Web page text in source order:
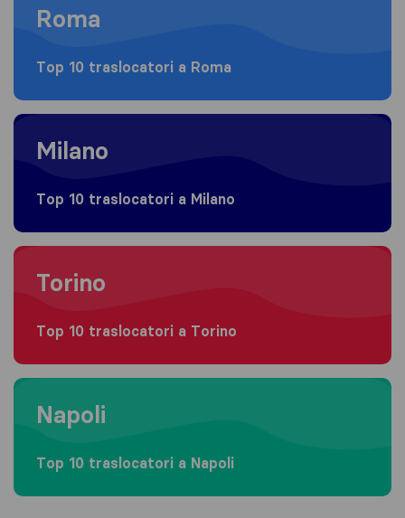
Roma
Top 10 traslocatori a Roma
Moving to Milano
Milano
Top 10 traslocatori a Milano
Moving to Torino
Torino
Top 10 traslocatori a Torino
Moving to Napoli
Napoli
Top 10 traslocatori a Napoli